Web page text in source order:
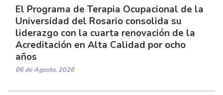
El Programa de Terapia Ocupacional de la
Universidad del Rosario consolida su
liderazgo con la cuarta renovación de la
Acreditación en Alta Calidad por ocho
años
06 de Agosto, 2026